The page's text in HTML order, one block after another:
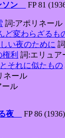
ソン FP 81
詞:アポリネール
ど変わらざるも
い夜のために
利 詞:エリュア
それに似たもの
ネール
ール
夜 FP 86